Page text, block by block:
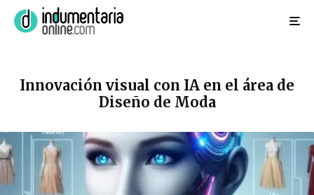
Innovación visual con IA en el área de
Diseño de Moda